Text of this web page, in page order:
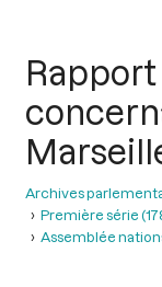
Archives
Première série
Assemblée